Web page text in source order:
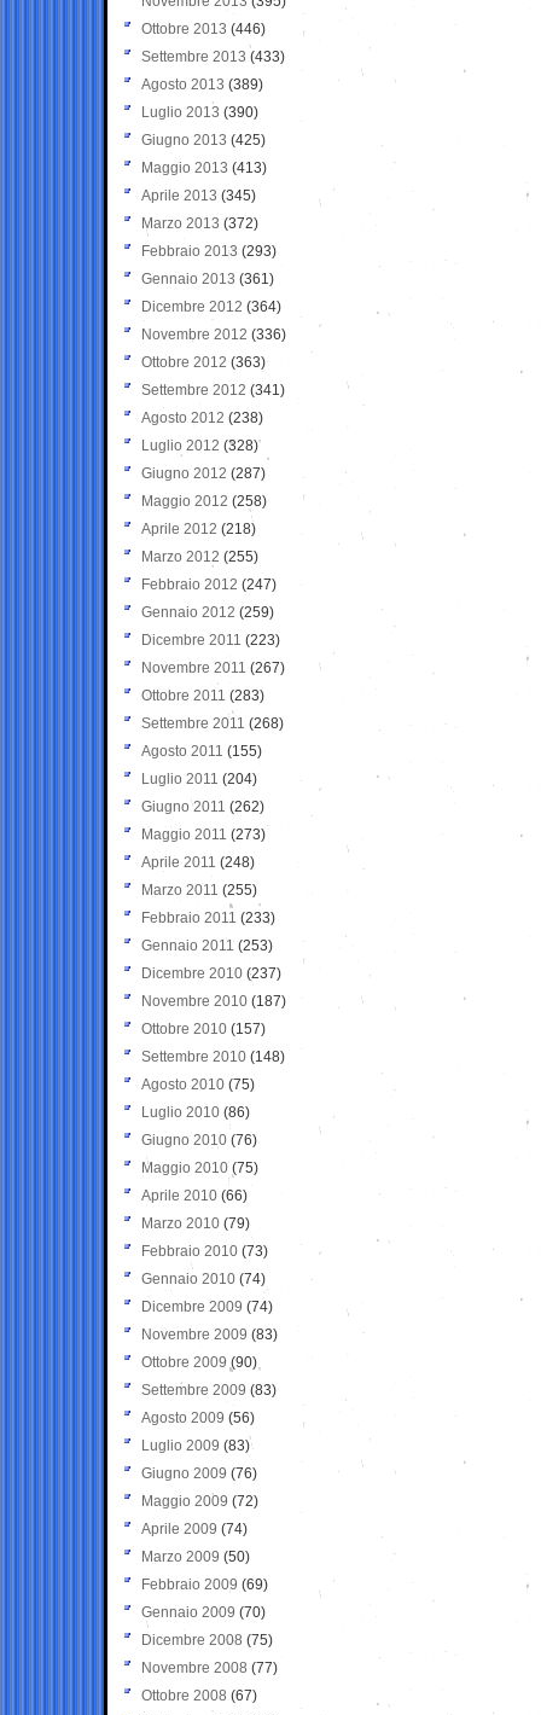
Ottobre 2013 (446)
Settembre 2013 (433)
Agosto 2013 (389)
Luglio 2013 (390)
Giugno 2013 (425)
Maggio 2013 (413)
Aprile 2013 (345)
Marzo 2013 (372)
Febbraio 2013 (293)
Gennaio 2013 (361)
Dicembre 2012 (364)
Novembre 2012 (336)
Ottobre 2012 (363)
Settembre 2012 (341)
Agosto 2012 (238)
Luglio 2012 (328)
Giugno 2012 (287)
Maggio 2012 (258)
Aprile 2012 (218)
Marzo 2012 (255)
Febbraio 2012 (247)
Gennaio 2012 (259)
Dicembre 2011 (223)
Novembre 2011 (267)
Ottobre 2011 (283)
Settembre 2011 (268)
Agosto 2011 (155)
Luglio 2011 (204)
Giugno 2011 (262)
Maggio 2011 (273)
Aprile 2011 (248)
Marzo 2011 (255)
Febbraio 2011 (233)
Gennaio 2011 (253)
Dicembre 2010 (237)
Novembre 2010 (187)
Ottobre 2010 (157)
Settembre 2010 (148)
Agosto 2010 (75)
Luglio 2010 (86)
Giugno 2010 (76)
Maggio 2010 (75)
Aprile 2010 (66)
Marzo 2010 (79)
Febbraio 2010 (73)
Gennaio 2010 (74)
Dicembre 2009 (74)
Novembre 2009 (83)
Ottobre 2009 (90)
Settembre 2009 (83)
Agosto 2009 (56)
Luglio 2009 (83)
Giugno 2009 (76)
Maggio 2009 (72)
Aprile 2009 (74)
Marzo 2009 (50)
Febbraio 2009 (69)
Gennaio 2009 (70)
Dicembre 2008 (75)
Novembre 2008 (77)
Ottobre 2008 (67)